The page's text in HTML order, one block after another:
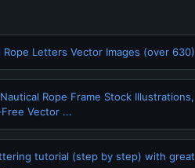
Rope Letters Vector Images (over 630)
Rope Frame Stock Illustrations,
Vector ...
tutorial (step by step) with great